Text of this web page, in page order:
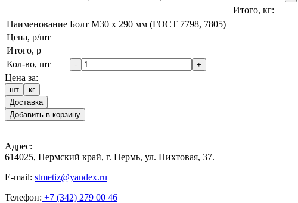
Итого, кг:
Наименование Болт М30 х 290 мм (ГОСТ 7798, 7805)
Цена, р/шт
Итого, р
Кол-во, шт
- +
Цена за:
шт
кг
Доставка
Добавить в корзину
Адрес:
614025, Пермский край, г. Пермь, ул. Пихтовая, 37.
E-mail: stmetiz@yandex.ru
Телефон: +7 (342) 279 00 46